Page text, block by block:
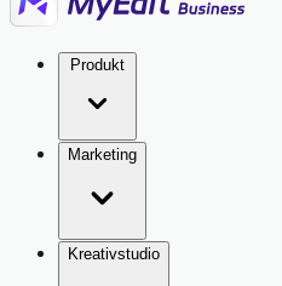
Marketing
Kreativstudio